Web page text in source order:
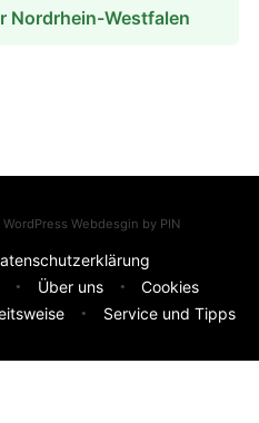
Nordrhein-Westfalen
Webdesgin by PIN
Über uns
Cookies
Service und Tipps